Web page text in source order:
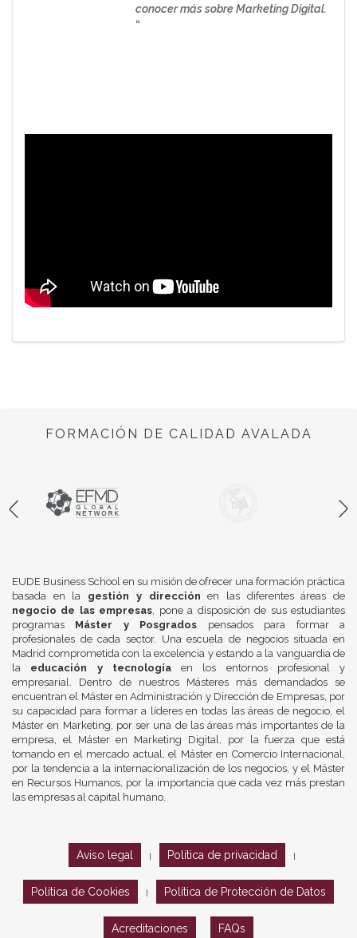
conocer más sobre Marketing Digital.
“
FORMACIÓN DE CALIDAD AVALADA
EUDE Business School en su misión de ofrecer una formación práctica
basada en la gestión y dirección en las diferentes áreas de
negocio de las empresas, pone a disposición de sus estudiantes
programas Máster y Posgrados pensados para formar a
profesionales de cada sector. Una escuela de negocios situada en
Madrid comprometida con la excelencia y estando a la vanguardia de
la educación y tecnologíaen los entornos profesional y
empresarial. Dentro de nuestros Másteres más demandados se
encuentran el Máster en Administración y Dirección de Empresas, por
su capacidad para formar a líderes en todas las áreas de negocio, el
Máster en Marketing, por ser una de las áreas más importantes de la
empresa, el Máster en Marketing Digital, por la fuerza que está
tomando en el mercado actual, el Máster en Comercio Internacional,
por la tendencia a la internacionalización de los negocios, y el Máster
en Recursos Humanos, por la importancia que cada vez más prestan
las empresas al capital humano.
Aviso legal Política de privacidad
Política de Cookies Política de Protección de Datos
Acreditaciones FAQs